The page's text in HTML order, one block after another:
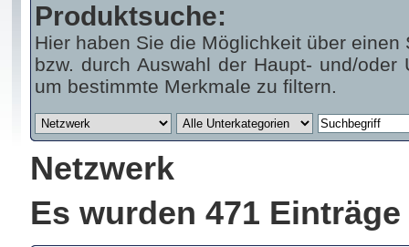
Produktsuche:
Hier haben Sie die Möglichkeit über
bzw. durch Auswahl der Haupt- und/
um bestimmte Merkmale zu filtern.
Netzwerk
Es wurden 471